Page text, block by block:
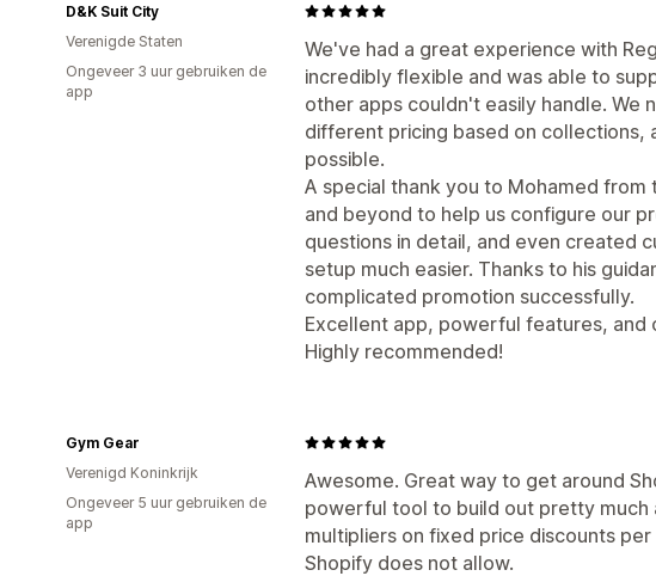
We've had a great experience with
incredibly flexible and was able to
other apps couldn't easily handle.
different pricing based on collections,
possible.
A special thank you to Mohamed
and beyond to help us configure our
questions in detail, and even created
setup much easier. Thanks to his
complicated promotion successfully.
Excellent app, powerful features, and
Highly recommended!
D&K Suit City
Verenigde Staten
Ongeveer 3 uur gebruiken de
app
Awesome. Great way to get around
powerful tool to build out pretty much
multipliers on fixed price discounts
Shopify does not allow.
Gym Gear
Verenigd Koninkrijk
Ongeveer 5 uur gebruiken de
app